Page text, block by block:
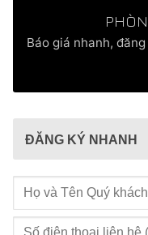
Báo giá nhanh,
ĐĂNG KÝ NHANH